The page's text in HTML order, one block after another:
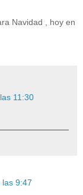
Navidad , hoy en
11:30
9:47